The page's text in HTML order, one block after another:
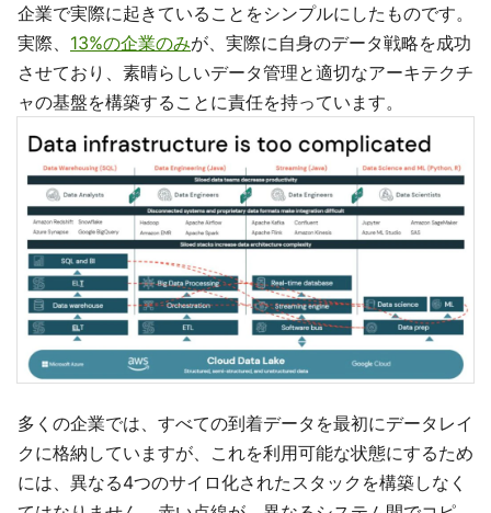
企業で実際に起きていることをシンプルにしたものです。
実際、 13%の企業のみが、実際に自身のデータ戦略を成功
させており、素晴らしいデータ管理と適切なアーキテクチ
ャの基盤を構築することに責任を持っています。
多くの企業では、すべての到着データを最初にデータレイ
クに格納していますが、これを利用可能な状態にするため
には、異なる4つのサイロ化されたスタックを構築しなく